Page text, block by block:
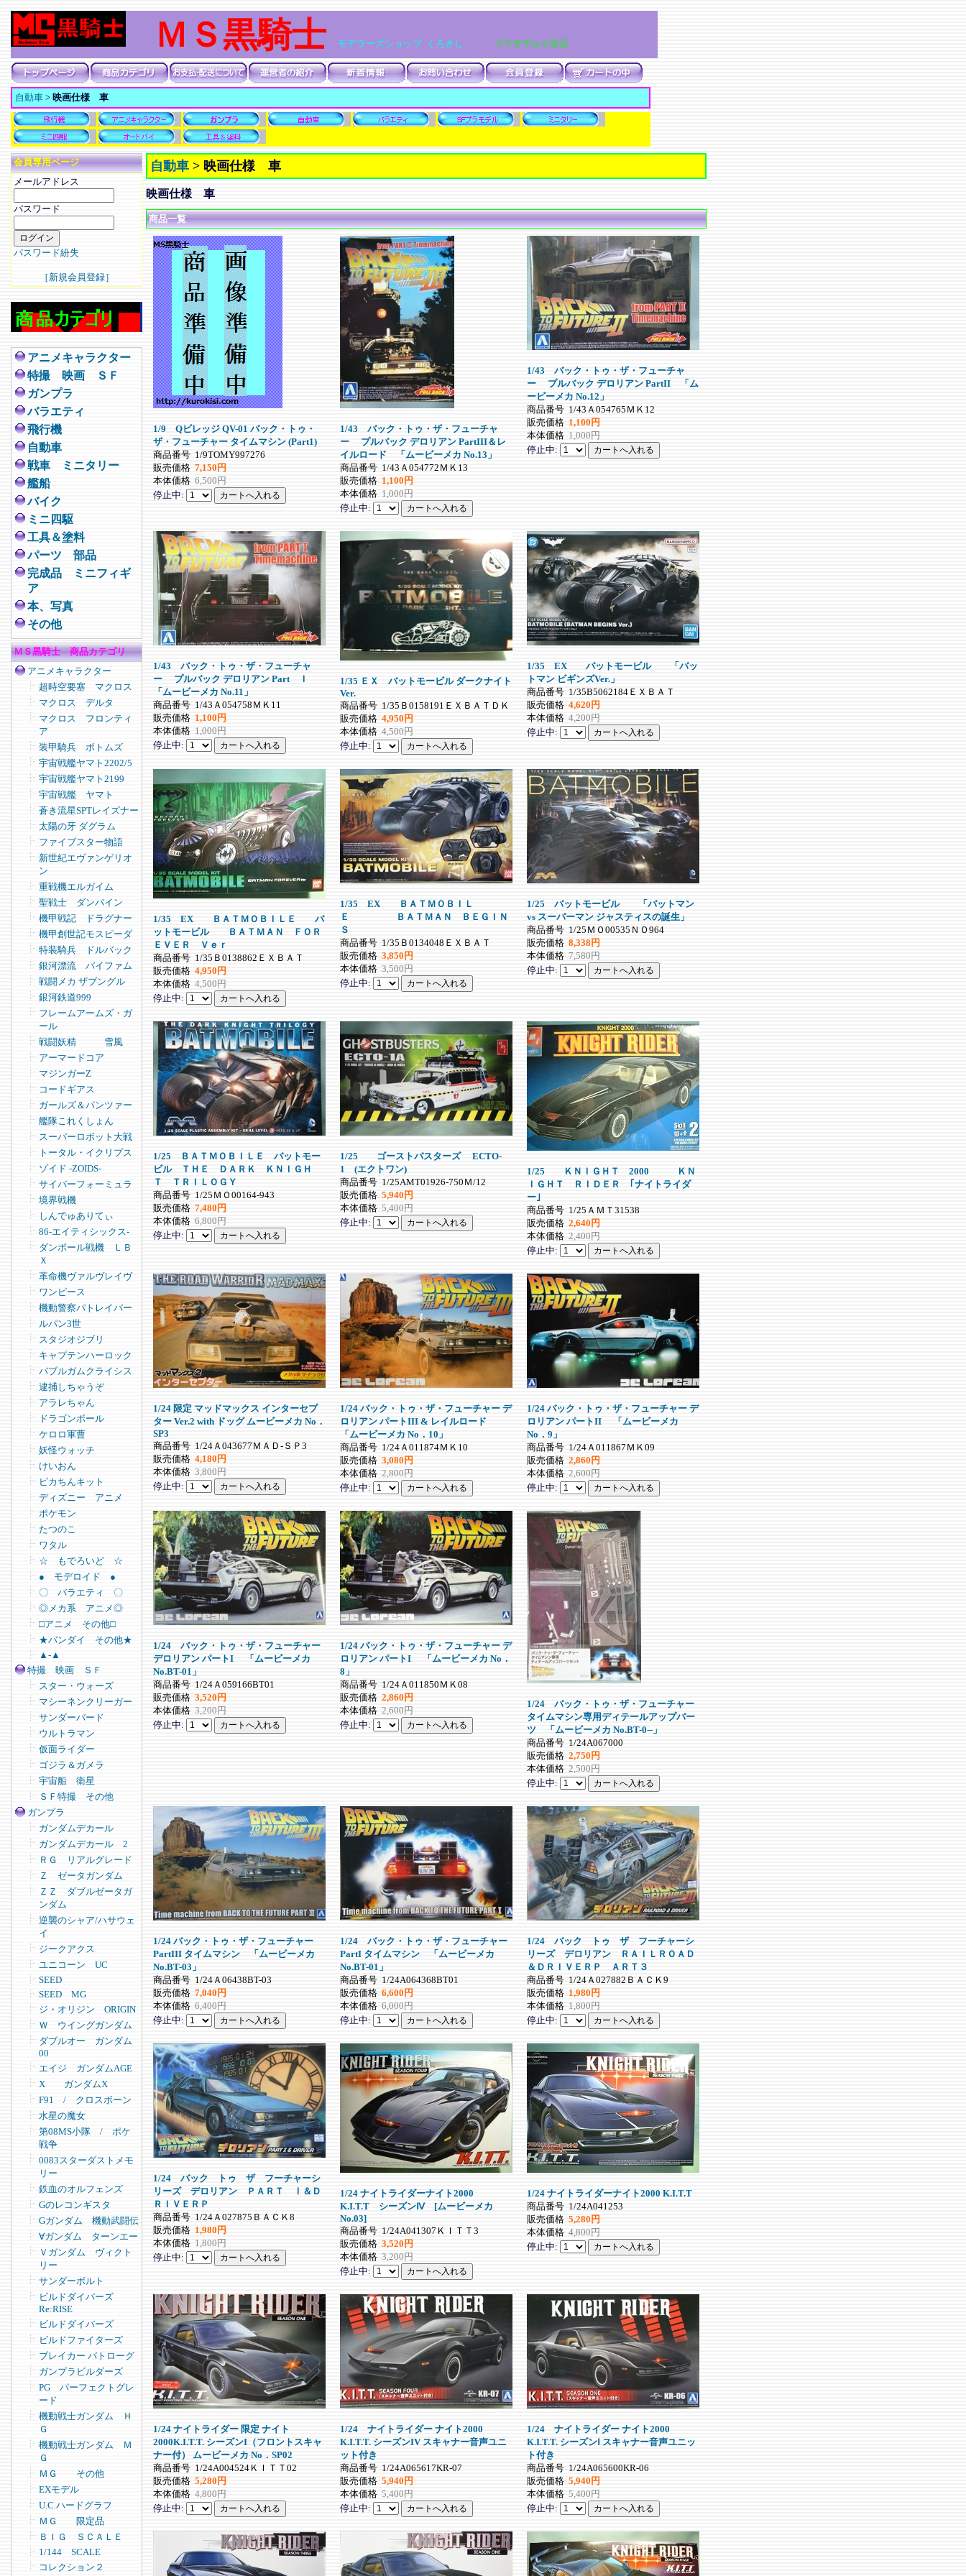
ＭＳ黒騎士 モデラーズショップ くろきし プラモデル小売店
自動車 > 映画仕様 車
会員専用ページ
メールアドレス
パスワード
パスワード紛失
［新規会員登録］
アニメキャラクター
特撮 映画 ＳＦ
ガンプラ
バラエティ
飛行機
自動車
戦車 ミニタリー
艦船
バイク
ミニ四駆
工具＆塗料
パーツ 部品
完成品 ミニフィギ
ア
本、写真
その他
ＭＳ黒騎士 商品カテゴリ
アニメキャラクター
超時空要塞 マクロス
マクロス デルタ
マクロス フロンティ
ア
装甲騎兵 ボトムズ
宇宙戦艦ヤマト2202/5
宇宙戦艦ヤマト2199
宇宙戦艦 ヤマト
蒼き流星SPTレイズナー
太陽の牙 ダグラム
ファイブスター物語
新世紀エヴァンゲリオ
ン
重戦機エルガイム
聖戦士 ダンバイン
機甲戦記 ドラグナー
機甲創世記モスピーダ
特装騎兵 ドルバック
銀河漂流 バイファム
戦闘メカ ザブングル
銀河鉄道999
フレームアームズ・ガ
ール
戦闘妖精 雪風
アーマードコア
マジンガーZ
コードギアス
ガールズ＆パンツァー
艦隊これくしょん
スーパーロボット大戦
トータル・イクリプス
ゾイド -ZOIDS-
サイバーフォーミュラ
境界戦機
しんでゅありてぃ
86-エイティシックス-
ダンボール戦機 ＬＢ
Ｘ
革命機ヴァルヴレイヴ
ワンピース
機動警察パトレイバー
ルパン3世
スタジオジブリ
キャプテンハーロック
バブルガムクライシス
逮捕しちゃうぞ
アラレちゃん
ドラゴンボール
ケロロ軍曹
妖怪ウォッチ
けいおん
ピカちんキット
ディズニー アニメ
ポケモン
たつのこ
ワタル
☆ もでろいど ☆
● モデロイド ●
〇 バラエティ 〇
◎メカ系 アニメ◎
□アニメ その他□
★バンダイ その他★
▲-▲
特撮 映画 ＳＦ
スター・ウォーズ
マシーネンクリーガー
サンダーバード
ウルトラマン
仮面ライダー
ゴジラ＆ガメラ
宇宙船 衛星
ＳＦ特撮 その他
ガンプラ
ガンダムデカール
ガンダムデカール 2
ＲＧ リアルグレード
Ｚ ゼータガンダム
ＺＺ ダブルゼータガ
ンダム
逆襲のシャア/ハサウェ
イ
ジークアクス
ユニコーン UC
SEED
SEED MG
ジ・オリジン ORIGIN
Ｗ ウイングガンダム
ダブルオー ガンダム
00
エイジ ガンダムAGE
X ガンダムX
F91 / クロスボーン
水星の魔女
第08MS小隊 / ポケ
戦争
0083スターダストメモ
リー
鉄血のオルフェンズ
Gのレコンギスタ
Gガンダム 機動武闘伝
∀ガンダム ターンエー
Ｖガンダム ヴィクト
リー
サンダーボルト
ビルドダイバーズ
Re:RISE
ビルドダイバーズ
ビルドファイターズ
ブレイカー バトローグ
ガンプラビルダーズ
PG パーフェクトグレ
ード
機動戦士ガンダム Ｈ
Ｇ
機動戦士ガンダム Ｍ
Ｇ
ＭＧ その他
EXモデル
U.C.ハードグラフ
ＭＧ 限定品
ＢＩＧ ＳＣＡＬＥ
1/144 SCALE
コレクション２
自動車 > 映画仕様 車
映画仕様 車
商品一覧
1/9 Qビレッジ QV-01 バック・トゥ・
ザ・フューチャー タイムマシン (Part1)
商品番号 1/9TOMY997276
販売価格 7,150円
本体価格 6,500円
停止中:
1/43 バック・トゥ・ザ・フューチャ
ー プルバック デロリアン PartIII＆レ
イルロード 「ムービーメカ No.13」
商品番号 1/43Ａ054772ＭＫ13
販売価格 1,100円
本体価格 1,000円
停止中:
1/43 バック・トゥ・ザ・フューチャ
ー プルバック デロリアン PartII 「ム
ービーメカ No.12」
商品番号 1/43Ａ054765ＭＫ12
販売価格 1,100円
本体価格 1,000円
停止中:
1/43 バック・トゥ・ザ・フューチャ
ー プルバック デロリアン Part Ｉ
「ムービーメカ No.11」
商品番号 1/43Ａ054758ＭＫ11
販売価格 1,100円
本体価格 1,000円
停止中:
1/35 ＥＸ バットモービル ダークナイト
Ver.
商品番号 1/35Ｂ0158191ＥＸＢＡＴＤＫ
販売価格 4,950円
本体価格 4,500円
停止中:
1/35 EX バットモービル 「バッ
トマン ビギンズVer.」
商品番号 1/35B5062184ＥＸＢＡＴ
販売価格 4,620円
本体価格 4,200円
停止中:
1/35 EX ＢＡＴＭＯＢＩＬＥ バ
ットモービル ＢＡＴＭＡＮ ＦＯＲ
ＥＶＥＲ Ｖｅｒ
商品番号 1/35Ｂ0138862ＥＸＢＡＴ
販売価格 4,950円
本体価格 4,500円
停止中:
1/35 EX ＢＡＴＭＯＢＩＬ
Ｅ ＢＡＴＭＡＮ ＢＥＧＩＮ
Ｓ
商品番号 1/35Ｂ0134048ＥＸＢＡＴ
販売価格 3,850円
本体価格 3,500円
停止中:
1/25 バットモービル 「バットマン
vs スーパーマン ジャスティスの誕生」
商品番号 1/25ＭＯ00535ＮＯ964
販売価格 8,338円
本体価格 7,580円
停止中:
1/25 ＢＡＴＭＯＢＩＬＥ バットモー
ビル ＴＨＥ ＤＡＲＫ ＫＮＩＧＨ
Ｔ ＴＲＩＬＯＧＹ
商品番号 1/25ＭＯ00164-943
販売価格 7,480円
本体価格 6,800円
停止中:
1/25 ゴーストバスターズ ECTO-
1 (エクトワン)
商品番号 1/25AMT01926-750Ｍ/12
販売価格 5,940円
本体価格 5,400円
停止中:
1/25 ＫＮＩＧＨＴ 2000 ＫＮ
ＩＧＨＴ ＲＩＤＥＲ ｢ナイトライダ
ー｣
商品番号 1/25ＡＭＴ31538
販売価格 2,640円
本体価格 2,400円
停止中:
1/24 限定 マッドマックス インターセプ
ター Ver.2 with ドッグ ムービーメカ No．
SP3
商品番号 1/24Ａ043677ＭＡＤ-ＳＰ3
販売価格 4,180円
本体価格 3,800円
停止中:
1/24 バック・トゥ・ザ・フューチャー デ
ロリアン パートIII & レイルロード
「ムービーメカ No．10」
商品番号 1/24Ａ011874ＭＫ10
販売価格 3,080円
本体価格 2,800円
停止中:
1/24 バック・トゥ・ザ・フューチャー デ
ロリアン パートII 「ムービーメカ
No．9」
商品番号 1/24Ａ011867ＭＫ09
販売価格 2,860円
本体価格 2,600円
停止中:
1/24 バック・トゥ・ザ・フューチャー
デロリアン パートI 「ムービーメカ
No.BT-01」
商品番号 1/24Ａ059166BT01
販売価格 3,520円
本体価格 3,200円
停止中:
1/24 バック・トゥ・ザ・フューチャー デ
ロリアン パートI 「ムービーメカ No．
8」
商品番号 1/24Ａ011850ＭＫ08
販売価格 2,860円
本体価格 2,600円
停止中:
1/24 バック・トゥ・ザ・フューチャー
タイムマシン専用ディテールアップパー
ツ 「ムービーメカ No.BT-0--」
商品番号 1/24A067000
販売価格 2,750円
本体価格 2,500円
停止中:
1/24 バック・トゥ・ザ・フューチャー
PartIII タイムマシン 「ムービーメカ
No.BT-03」
商品番号 1/24Ａ06438BT-03
販売価格 7,040円
本体価格 6,400円
停止中:
1/24 バック・トゥ・ザ・フューチャー
PartI タイムマシン 「ムービーメカ
No.BT-01」
商品番号 1/24A064368BT01
販売価格 6,600円
本体価格 6,000円
停止中:
1/24 バック トゥ ザ フーチャーシ
リーズ デロリアン ＲＡＩＬＲＯＡＤ
＆ＤＲＩＶＥＲＰ ＡＲＴ３
商品番号 1/24Ａ027882ＢＡＣＫ9
販売価格 1,980円
本体価格 1,800円
停止中:
1/24 バック トゥ ザ フーチャーシ
リーズ デロリアン ＰＡＲＴ Ⅰ＆Ｄ
ＲＩＶＥＲＰ
商品番号 1/24Ａ027875ＢＡＣＫ8
販売価格 1,980円
本体価格 1,800円
停止中:
1/24 ナイトライダーナイト2000
K.I.T.T シーズンⅣ [ムービーメカ
No.03]
商品番号 1/24A041307ＫＩＴＴ3
販売価格 3,520円
本体価格 3,200円
停止中:
1/24 ナイトライダーナイト2000 K.I.T.T
商品番号 1/24A041253
販売価格 5,280円
本体価格 4,800円
停止中:
1/24 ナイトライダー 限定 ナイト
2000K.I.T.T. シーズンI（フロントスキャ
ナー付） ムービーメカ No．SP02
商品番号 1/24A004524ＫＩＴＴ02
販売価格 5,280円
本体価格 4,800円
停止中:
1/24 ナイトライダー ナイト2000
K.I.T.T. シーズンIV スキャナー音声ユニ
ット付き
商品番号 1/24A065617KR-07
販売価格 5,940円
本体価格 5,400円
停止中:
1/24 ナイトライダー ナイト2000
K.I.T.T. シーズンⅠ スキャナー音声ユニッ
ト付き
商品番号 1/24A065600KR-06
販売価格 5,940円
本体価格 5,400円
停止中: